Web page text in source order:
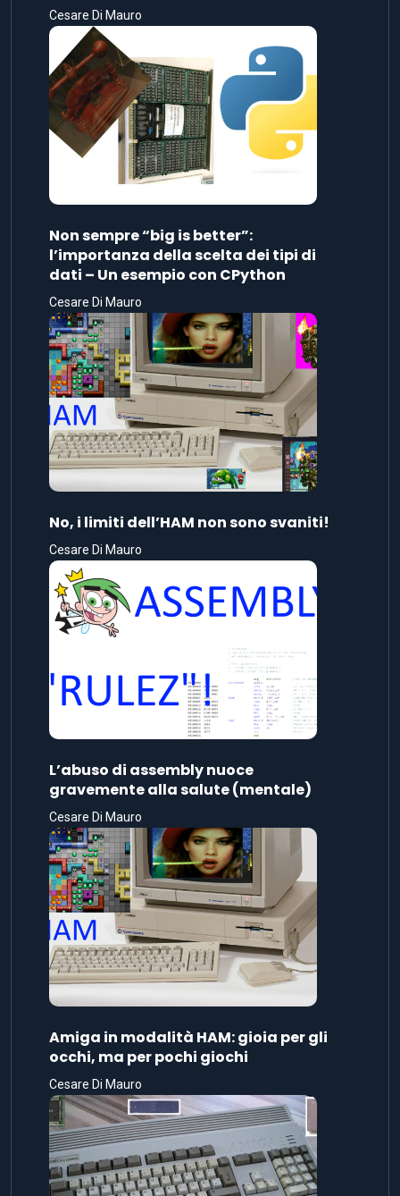
Cesare Di Mauro
Non sempre “big is better”:
l’importanza della scelta dei tipi di
dati – Un esempio con CPython
Cesare Di Mauro
No, i limiti dell’HAM non sono svaniti!
Cesare Di Mauro
L’abuso di assembly nuoce
gravemente alla salute (mentale)
Cesare Di Mauro
Amiga in modalità HAM: gioia per gli
occhi, ma per pochi giochi
Cesare Di Mauro